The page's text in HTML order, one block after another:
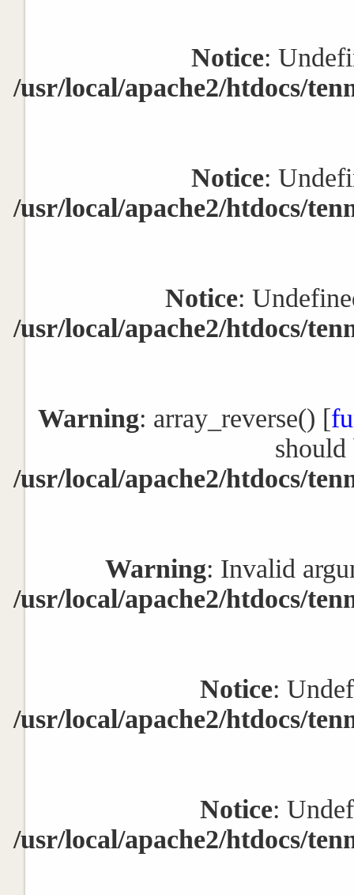
Notice:
/usr/local/apache2/htdocs/
Notice:
/usr/local/apache2/htdocs/
Notice:
/usr/local/apache2/htdocs/
Warning: array_reverse() [
should
/usr/local/apache2/htdocs/
Warning: Invalid
/usr/local/apache2/htdocs/
Notice:
/usr/local/apache2/htdocs/
Notice:
/usr/local/apache2/htdocs/